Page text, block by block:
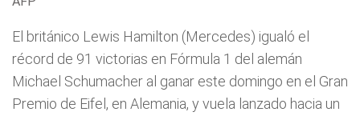
El británico Lewis Hamilton (Mercedes) igualó el
récord de 91 victorias en Fórmula 1 del alemán
Michael Schumacher al ganar este domingo en el Gran
Premio de Eifel, en Alemania, y vuela lanzado hacia un